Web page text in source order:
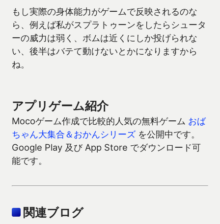
もし実際の身体能力がゲームで反映されるのな
ら、例えば私がスプラトゥーンをしたらシュータ
ーの威力は弱く、ボムは近くにしか投げられな
い、後半はバテて動けないとかになりますから
ね。
アプリゲーム紹介
Mocoゲーム作成で比較的人気の無料ゲーム おば
ちゃん大集合＆おかんシリーズ を公開中です。
Google Play 及び App Store でダウンロード可
能です。
関連ブログ